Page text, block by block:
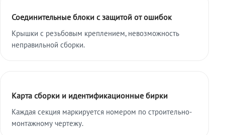
Соединительные блоки с защитой от ошибок
Крышки с резьбовым креплением, невозможность
неправильной сборки.
Карта сборки и идентификационные бирки
Каждая секция маркируется номером по строительно-
монтажному чертежу.